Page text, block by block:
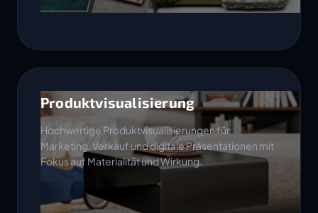
Produktvisualisierung
Hochwertige Produktvisualisierungen für
Marketing, Verkauf und digitale Präsentationen mit
Fokus auf Materialität und Wirkung.